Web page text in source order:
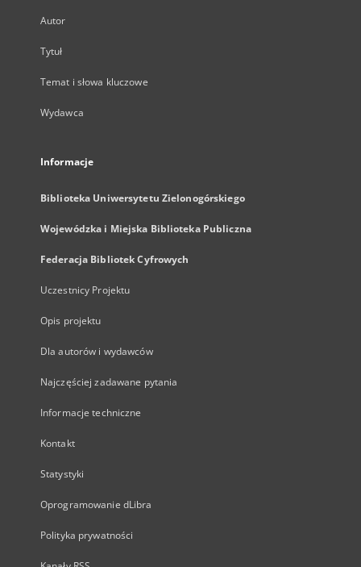
Autor
Tytuł
Temat i słowa kluczowe
Wydawca
Informacje
Biblioteka Uniwersytetu Zielonogórskiego
Wojewódzka i Miejska Biblioteka Publiczna
Federacja Bibliotek Cyfrowych
Uczestnicy Projektu
Opis projektu
Dla autorów i wydawców
Najczęściej zadawane pytania
Informacje techniczne
Kontakt
Statystyki
Oprogramowanie dLibra
Polityka prywatności